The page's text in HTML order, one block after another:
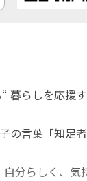
暮らしを応援
言葉「知足
分らしく、